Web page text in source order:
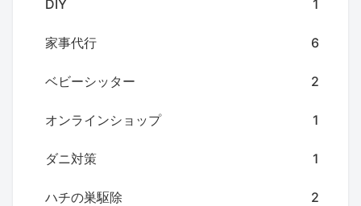
DIY 1
家事代行 6
ベビーシッター 2
オンラインショップ 1
ダニ対策 1
ハチの巣駆除 2